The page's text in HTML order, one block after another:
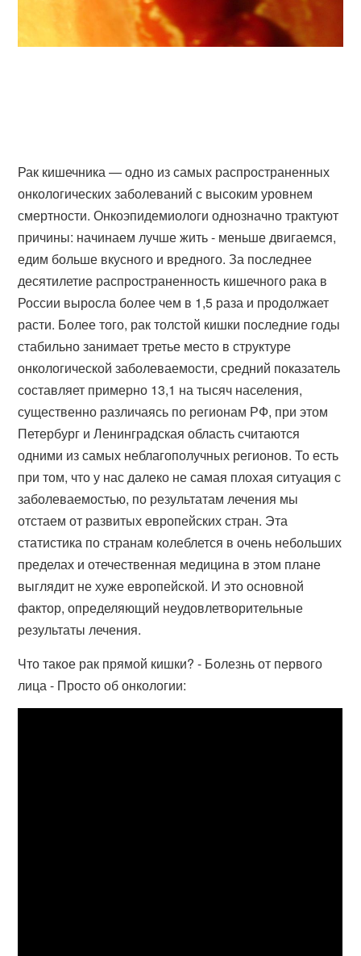
Рак кишечника — одно из самых распространенных
онкологических заболеваний с высоким уровнем
смертности. Онкоэпидемиологи однозначно трактуют
причины: начинаем лучше жить - меньше двигаемся,
едим больше вкусного и вредного. За последнее
десятилетие распространенность кишечного рака в
России выросла более чем в 1,5 раза и продолжает
расти. Более того, рак толстой кишки последние годы
стабильно занимает третье место в структуре
онкологической заболеваемости, средний показатель
составляет примерно 13,1 на тысяч населения,
существенно различаясь по регионам РФ, при этом
Петербург и Ленинградская область считаются
одними из самых неблагополучных регионов. То есть
при том, что у нас далеко не самая плохая ситуация с
заболеваемостью, по результатам лечения мы
отстаем от развитых европейских стран. Эта
статистика по странам колеблется в очень небольших
пределах и отечественная медицина в этом плане
выглядит не хуже европейской. И это основной
фактор, определяющий неудовлетворительные
результаты лечения.
Что такое рак прямой кишки? - Болезнь от первого
лица - Просто об онкологии: